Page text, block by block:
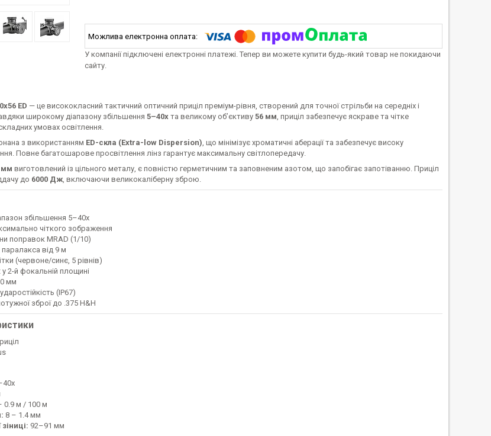
У компанії підключені електронні платежі. Тепер ви можете купити будь-який товар не покидаючи
сайту.
ED — це висококласний тактичний оптичний приціл преміум-рівня, створений для точної стрільби на середніх і
широкому діапазону збільшення 5–40x та великому об’єктиву 56 мм, приціл забезпечує яскраве та чітке
умовах освітлення.
з використанням ED-скла (Extra-low Dispersion), що мінімізує хроматичні аберації та забезпечує високу
Повне багатошарове просвітлення лінз гарантує максимальну світлопередачу.
мм виготовлений із цільного металу, є повністю герметичним та заповненим азотом, що запобігає запотіванню. Приціл
до 6000 Дж, включаючи великокаліберну зброю.
збільшення 5–40x
чіткого зображення
поправок MRAD (1/10)
паралакса від 9 м
(червоне/синє, 5 рівнів)
2-й фокальній площині
мм
(IP67)
зброї до .375 H&H
0.9 м / 100 м
8 – 1.4 мм
92–91 мм